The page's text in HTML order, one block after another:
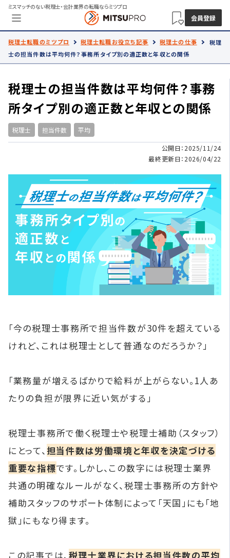
ミスマッチのない税理士・会計業界の転職ならミツプロ
会員登録
税理士転職のミツプロ 税理士転職お役立ち記事 税理士の仕事
税理
士の担当件数は平均何件？事務所タイプ別の適正数と年収との関係
税理士の担当件数は平均何件？事務
所タイプ別の適正数と年収との関係
税理士 担当件数 平均
公開日：2025/11/24
最終更新日：2026/04/22
「今の税理士事務所で担当件数が30件を超えている
けれど、これは税理士として普通なのだろうか？」
「業務量が増えるばかりで給料が上がらない。1人あ
たりの負担が限界に近い気がする」
税理士事務所で働く税理士や税理士補助（スタッフ）
にとって、 担当件数は労働環境と年収を決定づける
重要な指標です。しかし、この数字には税理士業界
共通の明確なルールがなく、税理士事務所の方針や
補助スタッフのサポート体制によって「天国」にも「地
獄」にもなり得ます。
この記事では、 税理士業界における担当件数の平均